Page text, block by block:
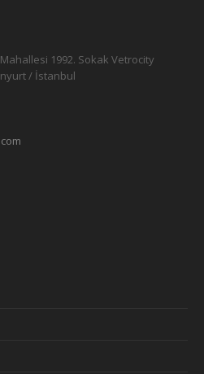
1992. Sokak Vetrocity
/ İstanbul